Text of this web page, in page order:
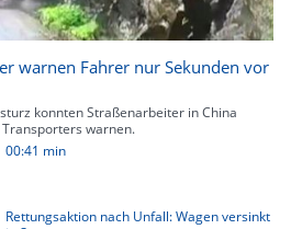
warnen Fahrer nur Sekunden vor
konnten Straßenarbeiter in China
warnen.
00:41 min
Rettungsaktion nach Unfall: Wagen versinkt